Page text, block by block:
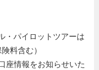
・パイロットツアーは
料含む）
座情報をお知らせいた